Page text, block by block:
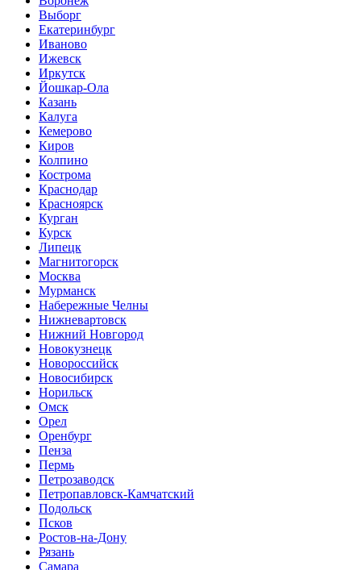
Выборг
Екатеринбург
Иваново
Ижевск
Иркутск
Йошкар-Ола
Казань
Калуга
Кемерово
Киров
Колпино
Кострома
Краснодар
Красноярск
Курган
Курск
Липецк
Магнитогорск
Москва
Мурманск
Набережные Челны
Нижневартовск
Нижний Новгород
Новокузнецк
Новороссийск
Новосибирск
Норильск
Омск
Орел
Оренбург
Пенза
Пермь
Петрозаводск
Петропавловск-Камчатский
Подольск
Псков
Ростов-на-Дону
Рязань
Самара